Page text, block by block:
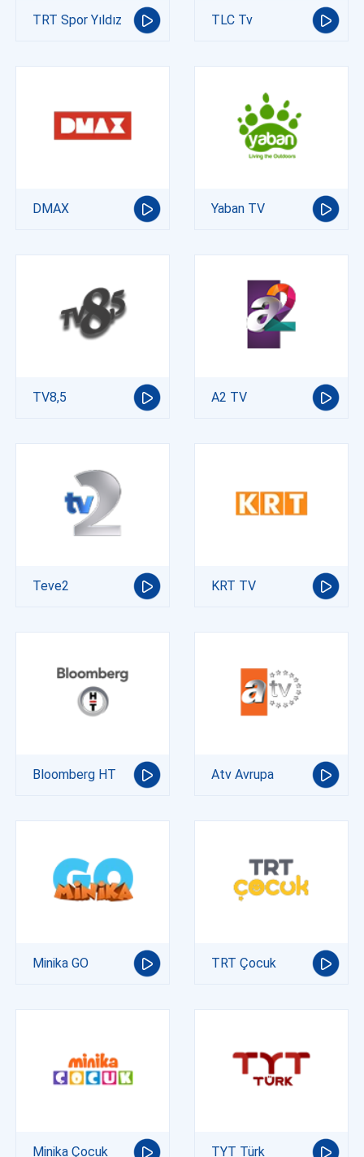
TRT Spor Yıldız TLC Tv
DMAX Yaban TV
TV8,5 A2 TV
Teve2 KRT TV
Bloomberg HT Atv Avrupa
Minika GO TRT Çocuk
Minika Çocuk TYT Türk